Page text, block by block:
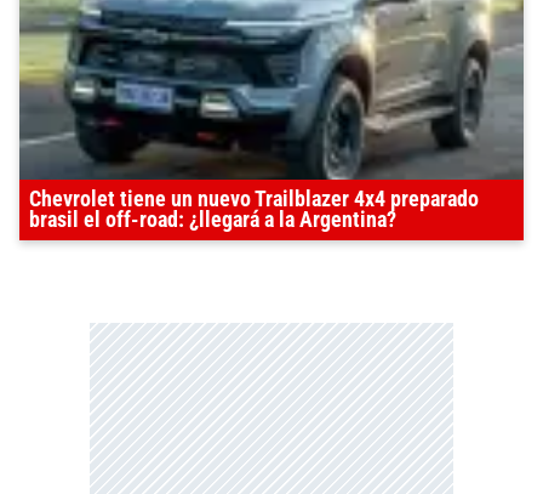
Chevrolet tiene un nuevo Trailblazer 4x4 preparado
brasil el off-road: ¿llegará a la Argentina?